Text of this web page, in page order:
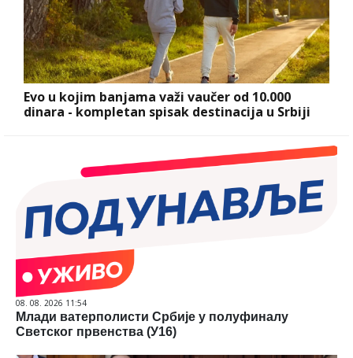
Evo u kojim banjama važi vaučer od 10.000
dinara - kompletan spisak destinacija u Srbiji
08. 08. 2026 11:54
Млади ватерполисти Србије у полуфиналу
Светског првенства (У16)